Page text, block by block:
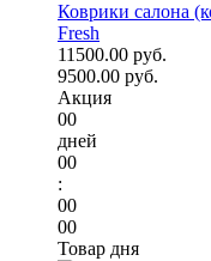
Коврики салона
Fresh
11500.00 руб.
9500.00 руб.
Акция
00
дней
00
:
00
00
Товар дня